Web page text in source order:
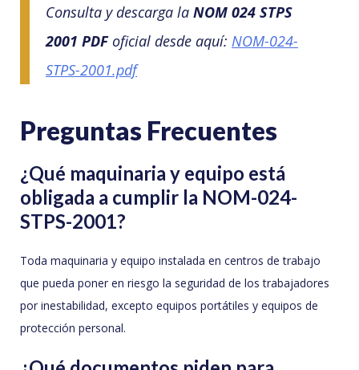
Consulta y descarga la NOM 024 STPS
2001 PDFoficial desde aquí: NOM-024-
STPS-2001.pdf
Preguntas Frecuentes
¿Qué maquinaria y equipo está
obligada a cumplir la NOM-024-
STPS-2001?
Toda maquinaria y equipo instalada en centros de trabajo
que pueda poner en riesgo la seguridad de los trabajadores
por inestabilidad, excepto equipos portátiles y equipos de
protección personal.